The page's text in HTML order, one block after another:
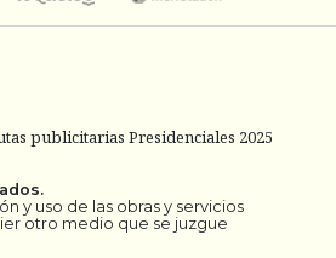
publicitarias Presidenciales 2025
y uso de las obras y servicios
otro medio que se juzgue